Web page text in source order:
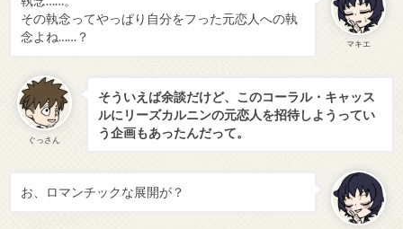
マキエ
その執念ってやっぱり自分をフった元恋人への執
念よね……？
ぐっさん
そういえば余談だけど、このコーラル・キャッス
ルにリーズカルニンの元恋人を招待しようってい
う企画もあったんだって。
お、ロマンチックな展開が？